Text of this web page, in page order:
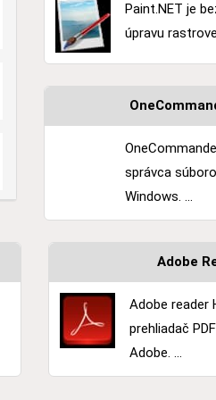
Paint.NET je
úpravu
správca
Windows. ...
Adobe
Adobe reader
prehliadač
Adobe. ...